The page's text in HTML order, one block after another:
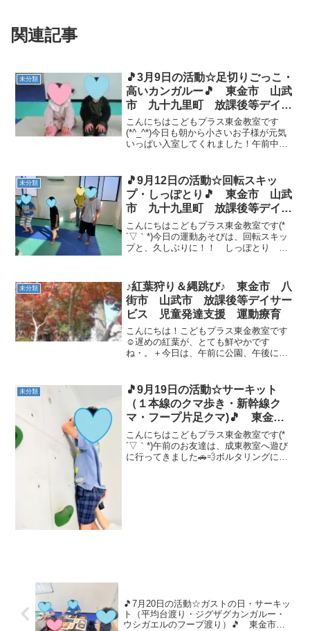
関連記事
未分類
🎵3月9日の活動☆足切りごっこ・
高いカンガルー🎵 東金市 山武
市 九十九里町 放課後等デイサ
ービス 児童発達支援 運動療
育 教室見学
こんにちはこどもプラス東金教室です
(*^_^*)今日も朝から小さいお子様が元気
いっぱい入室してくれました！午前中の
動では、やきいもコロコロを行いました
が、上手に...
未分類
🎵9月12日の活動☆回転スキッ
プ・しっぽとり🎵 東金市 山武
市 九十九里町 放課後等デイサ
ービス 児童発達支援 運動療
育 教室見学
こんにちはこどもプラス東金教室です(*
´▽｀*)今日の運動あそびは、回転スキッ
プと、久しぶりに！！ しっぽとり で
ップができる位置に移動→スタッフのか
け声でスキップを開...
未分類
♪紅葉狩り＆縄跳び♪ 東金市 八
街市 山武市 放課後等デイサー
ビス 児童発達支援 運動療育
こんにちは！こどもプラス東金教室です
☺遅めの紅葉が、とても鮮やかです
ね・。＋今日は、午前に公園、午後に運
た♪午前中は暖かく、絶好の公園日和でし
た（＾＾＊）大好きなすべり...
未分類
🎵9月19日の活動☆サーキット
（１本線のクマ歩き・新幹線ク
マ・フープ片足クマ)🎵 東金
市 山武市 九十九里町 放課後
等デイサービス 児童発達支援
運動療育 教室見学
こんにちはこどもプラス東金教室です(*
´▽｀*)午前のお友達は、成東教室へ遊び
に行ってきました🚗💨ボルタリングに挑
🎵7月20日の活動☆ガストの日・サーキッ
ト（平均台渡り・ジグザグカンガルー・
ウシガエルのフープ渡り）🎵 東金市